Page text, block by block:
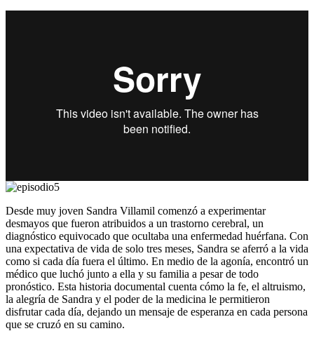
Desde muy joven Sandra Villamil comenzó a experimentar
desmayos que fueron atribuidos a un trastorno cerebral, un
diagnóstico equivocado que ocultaba una enfermedad huérfana. Con
una expectativa de vida de solo tres meses, Sandra se aferró a la vida
como si cada día fuera el último. En medio de la agonía, encontró un
médico que luchó junto a ella y su familia a pesar de todo
pronóstico. Esta historia documental cuenta cómo la fe, el altruismo,
la alegría de Sandra y el poder de la medicina le permitieron
disfrutar cada día, dejando un mensaje de esperanza en cada persona
que se cruzó en su camino.